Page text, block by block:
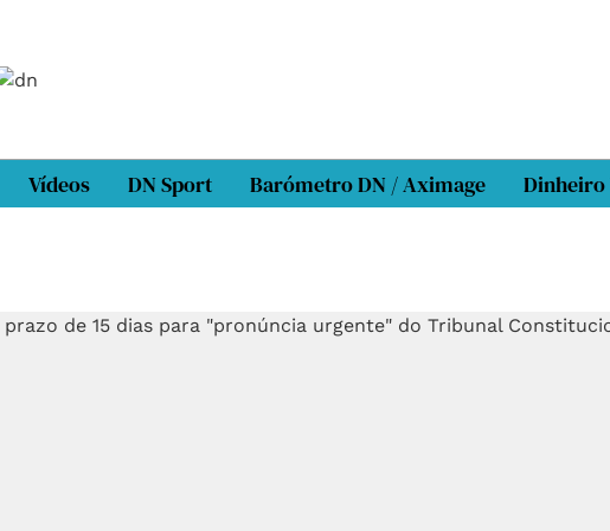
Vídeos DN Sport Barómetro DN / Aximage Dinheiro